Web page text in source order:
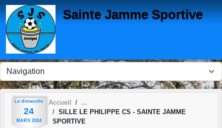
Sainte Jamme Sportive
Le dimanche
24
MARS 2024
Accueil
SILLE LE PHILIPPE CS - SAINTE JAMME
SPORTIVE
Panneau de gestion des cookies